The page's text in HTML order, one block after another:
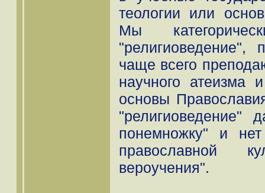
теологии или
Мы
"религиоведение",
чаще всего
научного атеизма
основы
"религиоведение"
понемножку" и
православной
вероучения".